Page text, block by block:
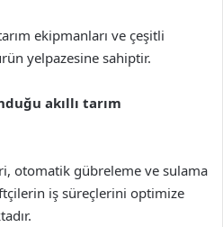
ekipmanları ve çeşitli
yelpazesine sahiptir.
akıllı tarım
otomatik gübreleme ve sulama
iş süreçlerini optimize